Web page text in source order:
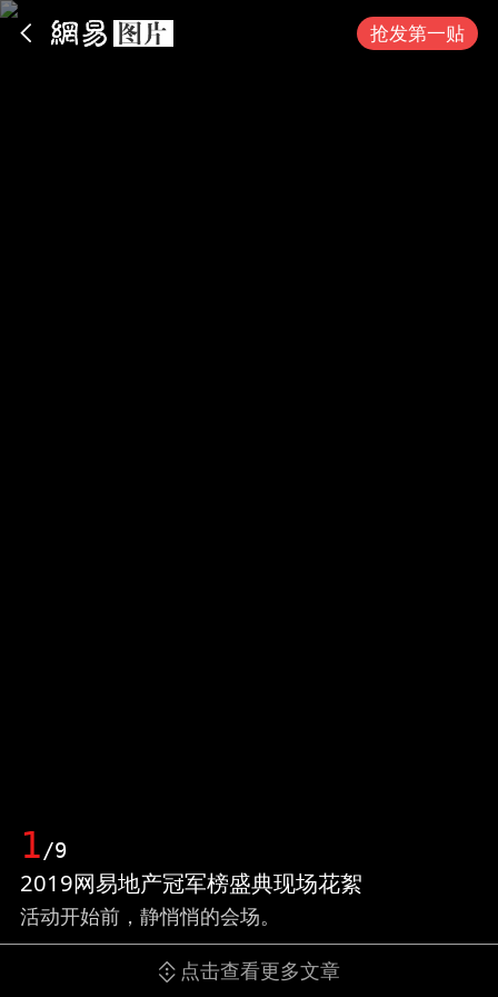
抢发第一贴
1/9
2019网易地产冠军榜盛典现场花絮
活动开始前，静悄悄的会场。
点击查看更多文章
App内打开